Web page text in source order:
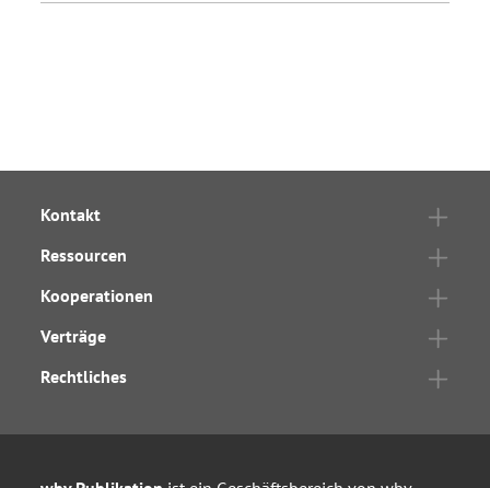
Kontakt
Ressourcen
Kooperationen
Verträge
Rechtliches